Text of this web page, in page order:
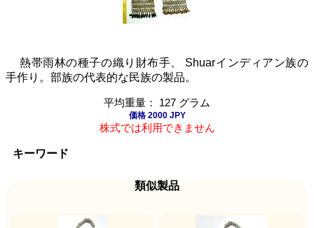
熱帯雨林の種子の織り財布手、 Shuarインディアン族の
手作り。部族の代表的な民族の製品。
平均重量： 127 グラム
価格 2000 JPY
株式では利用できません
キーワード
類似製品